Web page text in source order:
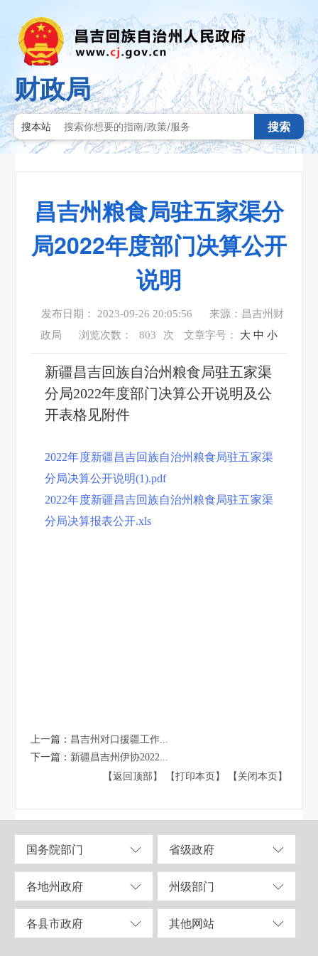
财政局
搜本站 搜索
昌吉州粮食局驻五家渠分
局2022年度部门决算公开
说明
发布日期： 2023-09-26 20:05:56
来源：昌吉州财
政局
浏览次数： 803 次 文章字号： 大 中 小
新疆昌吉回族自治州粮食局驻五家渠
分局2022年度部门决算公开说明及公
开表格见附件
2022年度新疆昌吉回族自治州粮食局驻五家渠
分局决算公开说明(1).pdf
2022年度新疆昌吉回族自治州粮食局驻五家渠
分局决算报表公开.xls
上一篇： 昌吉州对口援疆工作...
下一篇： 新疆昌吉州伊协2022...
【返回顶部】
【打印本页】 【关闭本页】
国务院部门 省级政府
各地州政府 州级部门
各县市政府 其他网站